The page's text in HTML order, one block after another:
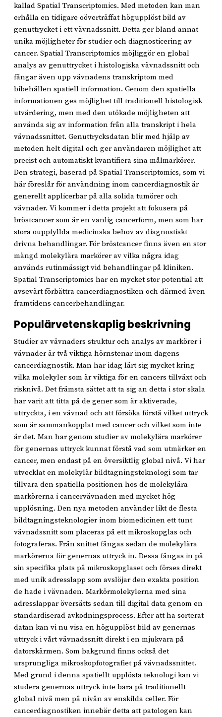
kallad Spatial Transcriptomics. Med metoden kan man
erhålla en tidigare oöverträffat högupplöst bild av
genuttrycket i ett vävnadssnitt. Detta ger bland annat
unika möjligheter för studier och diagnosticering av
cancer. Spatial Transcriptomics möjliggör en global
analys av genuttrycket i histologiska vävnadssnitt och
fångar även upp vävnadens transkriptom med
bibehållen spatiell information. Genom den spatiella
informationen ges möjlighet till traditionell histologisk
utvärdering, men med den utökade möjligheten att
använda sig av information från alla transkript i hela
vävnadssnittet. Genuttrycksdatan blir med hjälp av
metoden helt digital och ger användaren möjlighet att
precist och automatiskt kvantifiera sina målmarkörer.
Den strategi, baserad på Spatial Transcriptomics, som vi
här föreslår för användning inom cancerdiagnostik är
generellt applicerbar på alla solida tumörer och
vävnader. Vi kommer i detta projekt att fokusera på
bröstcancer som är en vanlig cancerform, men som har
stora ouppfyllda medicinska behov av diagnostiskt
drivna behandlingar. För bröstcancer finns även en stor
mängd molekylära markörer av vilka några idag
används rutinmässigt vid behandlingar på kliniken.
Spatial Transcriptomics har en mycket stor potential att
avsevärt förbättra cancerdiagnostiken och därmed även
framtidens cancerbehandlingar.
Populärvetenskaplig beskrivning
Studier av vävnaders struktur och analys av markörer i
vävnader är två viktiga hörnstenar inom dagens
cancerdiagnostik. Man har idag lärt sig mycket kring
vilka molekyler som är viktiga för en cancers tillväxt och
risknivå. Det främsta sättet att ta sig an detta i stor skala
har varit att titta på de gener som är aktiverade,
uttryckta, i en vävnad och att försöka förstå vilket uttryck
som är sammankopplat med cancer och vilket som inte
är det. Man har genom studier av molekylära markörer
för genernas uttryck kunnat förstå vad som utmärker en
cancer, men endast på en översiktlig global nivå. Vi har
utvecklat en molekylär bildtagningsteknologi som tar
tillvara den spatiella positionen hos de molekylära
markörerna i cancervävnaden med mycket hög
upplösning. Den nya metoden använder likt de flesta
bildtagningsteknologier inom biomedicinen ett tunt
vävnadssnitt som placeras på ett mikroskopglas och
fotograferas. Från snittet fångas sedan de molekylära
markörerna för genernas uttryck in. Dessa fångas in på
sin specifika plats på mikroskopglaset och förses direkt
med unik adresslapp som avslöjar den exakta position
de hade i vävnaden. Markörmolekylerna med sina
adresslappar översätts sedan till digital data genom en
standardiserad avkodningsprocess. Efter att ha sorterat
datan kan vi nu visa en högupplöst bild av genernas
uttryck i vårt vävnadssnitt direkt i en mjukvara på
datorskärmen. Som bakgrund finns också det
ursprungliga mikroskopfotografiet på vävnadssnittet.
Med grund i denna spatiellt upplösta teknologi kan vi
studera genernas uttryck inte bara på traditionellt
global nivå men på nivån av enskilda celler. För
cancerdiagnostiken innebär detta att patologen kan